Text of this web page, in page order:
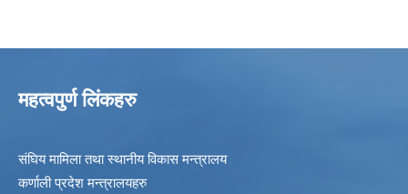
महत्वपुर्ण लिंकहरु
संघिय मामिला तथा स्थानीय विकास मन्त्रालय
कर्णाली प्रदेश मन्त्रालयहरु